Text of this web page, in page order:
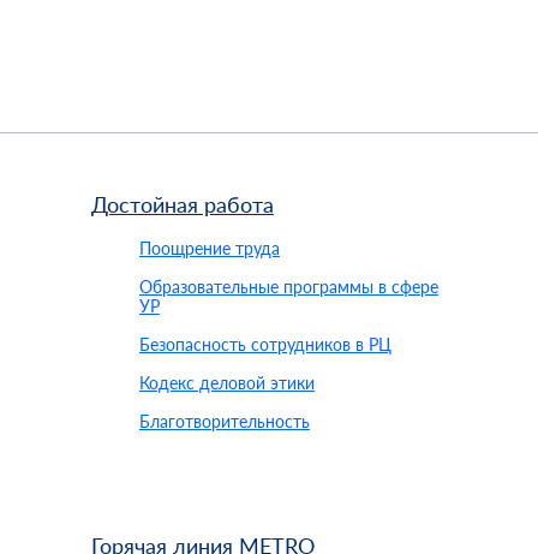
Достойная работа
Поощрение труда
Образовательные программы в сфере
УР
Безопасность сотрудников в РЦ
Кодекс деловой этики
Благотворительность
Горячая линия METRO